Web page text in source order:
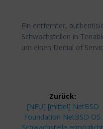
Ein entfernter,
Schwachstellen in
um einen Denial of
Zurück:
Vorheriger
Beitrag:
[NEU] [mittel] NetBSD
Foundation NetBSD OS: